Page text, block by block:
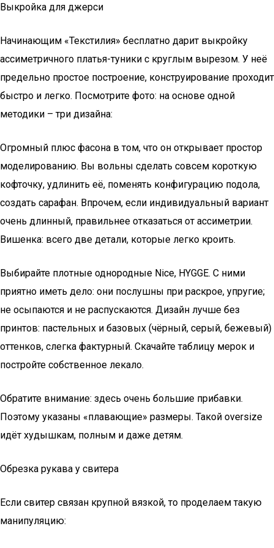
Выкройка для джерси
Начинающим «Текстилия» бесплатно дарит выкройку
ассиметричного платья-туники с круглым вырезом. У неё
предельно простое построение, конструирование проходит
быстро и легко. Посмотрите фото: на основе одной
методики – три дизайна:
Огромный плюс фасона в том, что он открывает простор
моделированию. Вы вольны сделать совсем короткую
кофточку, удлинить её, поменять конфигурацию подола,
создать сарафан. Впрочем, если индивидуальный вариант
очень длинный, правильнее отказаться от ассиметрии.
Вишенка: всего две детали, которые легко кроить.
Выбирайте плотные однородные Nice, HYGGE. С ними
приятно иметь дело: они послушны при раскрое, упругие;
не осыпаются и не распускаются. Дизайн лучше без
принтов: пастельных и базовых (чёрный, серый, бежевый)
оттенков, слегка фактурный. Скачайте таблицу мерок и
постройте собственное лекало.
Обратите внимание: здесь очень большие прибавки.
Поэтому указаны «плавающие» размеры. Такой oversize
идёт худышкам, полным и даже детям.
Обрезка рукава у свитера
Если свитер связан крупной вязкой, то проделаем такую
манипуляцию: